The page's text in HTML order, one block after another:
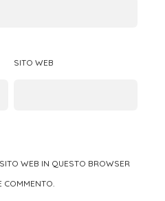
SITO WEB
WEB IN QUESTO BROWSER
COMMENTO.